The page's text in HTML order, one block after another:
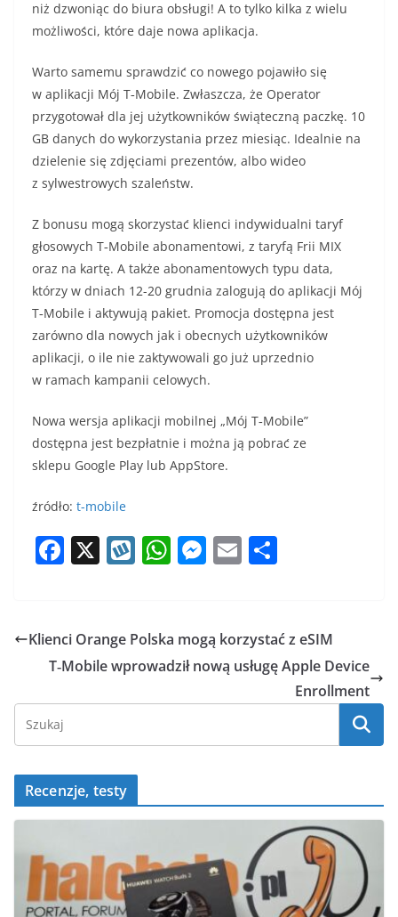
niż dzwoniąc do biura obsługi! A to tylko kilka z wielu
możliwości, które daje nowa aplikacja.
Warto samemu sprawdzić co nowego pojawiło się
w aplikacji Mój T‑Mobile. Zwłaszcza, że Operator
przygotował dla jej użytkowników świąteczną paczkę. 10
GB danych do wykorzystania przez miesiąc. Idealnie na
dzielenie się zdjęciami prezentów, albo wideo
z sylwestrowych szaleństw.
Z bonusu mogą skorzystać klienci indywidualni taryf
głosowych T‑Mobile abonamentowi, z taryfą Frii MIX
oraz na kartę. A także abonamentowych typu data,
którzy w dniach 12-20 grudnia zalogują do aplikacji Mój
T‑Mobile i aktywują pakiet. Promocja dostępna jest
zarówno dla nowych jak i obecnych użytkowników
aplikacji, o ile nie zaktywowali go już uprzednio
w ramach kampanii celowych.
Nowa wersja aplikacji mobilnej „Mój T‑Mobile”
dostępna jest bezpłatnie i można ją pobrać ze
sklepu Google Play lub AppStore.
źródło: t-mobile
F
e
b
k
X W
o
p
W
s
A
M
e
n
E
l e
Klienci Orange Polska mogą korzystać z eSIM
T‑Mobile wprowadził nową usługę Apple Device
Enrollment
Recenzje, testy